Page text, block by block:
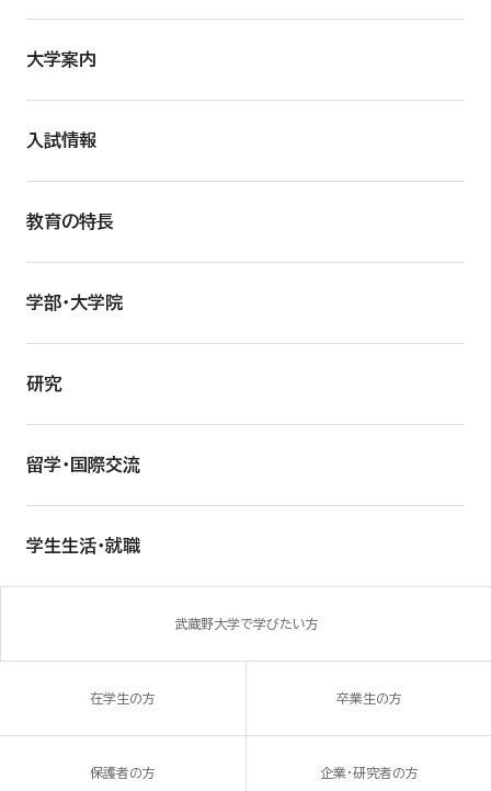
大学案内
入試情報
教育の特長
学部・大学院
研究
留学・国際交流
学生生活・就職
武蔵野大学で学びたい方
在学生の方 卒業生の方
保護者の方 企業・研究者の方